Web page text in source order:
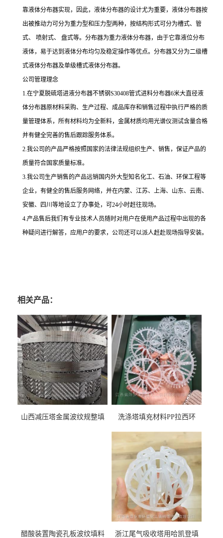
靠液体分布器实现，因此，液体分布器的设计尤为重要，液体分布器按
出被推动力可分为重力型和压力型两种，按结构形式可分为槽式、管
式、 喷射式、 盘式等。分布器为重力液体分布器，由于它靠液位分布
液体，易于达到液体分布均匀及稳定操作等优点。分布器又分为二级槽
式液体分布器及单级槽式液体分布器。
公司管理理念
1.在宁夏脱硫塔进液分布器不锈钢S30408管式进料分布器6米大直径液
体分布器原材料采购、生产过程、成品库存和销售过程中执行严格的质
量管理体系，所有材料均为全新料，金属材质均用光谱仪测试含量合格
并有健全完善的售后跟踪服务体系。
2.我公司的产品严格按照国家的法律法规组织生产、销售，保证产品的
质量符合国家质量标准。
3.我公司生产销售的产品远销国内外大型知名化工、石油、环保工程等
企业，有健全的售后服务网络，并在内蒙、江苏、上海、山东、云南、
安徽、四川等地设立了办事处，可24小时赶往现场。
4.产品售后我们有专业技术人员随时对用户在使用产品过程中出现的各
种疑问进行解答，应用户的要求，公司还可以派人赶赴现场指导安装。
相关产品：
山西减压塔金属波纹规整填
洗涤塔填充材料PP拉西环
醋酸装置陶瓷孔板波纹填料
浙江尾气吸收塔用哈凯登填